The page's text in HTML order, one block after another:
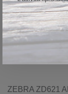
ZEBRA ZD621